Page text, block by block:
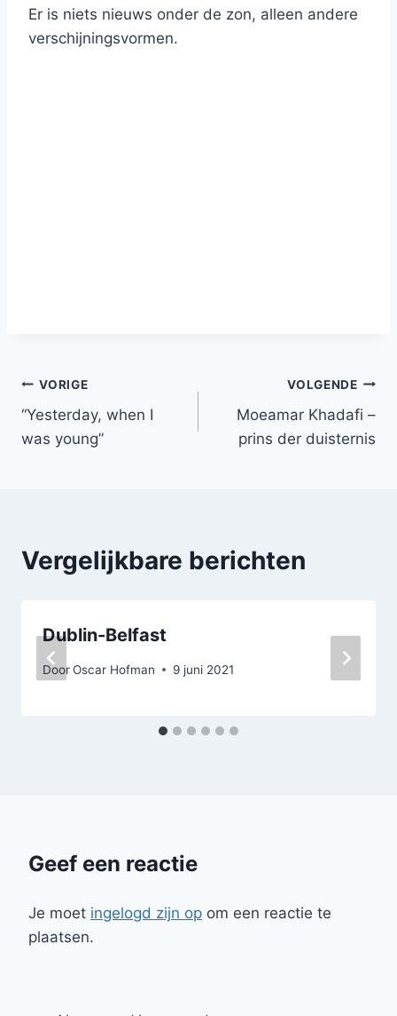
Er is niets nieuws onder de zon, alleen andere
verschijningsvormen.
Bericht
navigatie
VORIGE
“Yesterday, when I
was young”
VOLGENDE
Moeamar Khadafi –
prins der duisternis
Vergelijkbare berichten
Dublin-Belfast
DoorOscar Hofman 9 juni 2021
Geef een reactie
Je moet ingelogd zijn op om een reactie te
plaatsen.